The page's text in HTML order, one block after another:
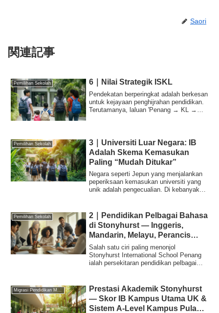
Saori
関連記事
Pemilihan Sekolah 6｜Nilai Strategik ISKL
Pendekatan berperingkat adalah berkesan
untuk kejayaan penghijrahan pendidikan.
Terutamanya, laluan 'Penang → KL →
Pemilihan Sekolah
3｜Universiti Luar Negara: IB
Adalah Skema Kemasukan
Paling “Mudah Ditukar”
Negara seperti Jepun yang menjalankan
peperiksaan kemasukan universiti yang
unik adalah pengecualian. Di kebanyakan
Pemilihan Sekolah
2｜Pendidikan Pelbagai Bahasa
di Stonyhurst — Inggeris,
Mandarin, Melayu, Perancis
Serentak
Salah satu ciri paling menonjol
Stonyhurst International School Penang
ialah persekitaran pendidikan pelbagai
Migrasi Pendidikan Malaysia
Prestasi Akademik Stonyhurst
— Skor IB Kampus Utama UK &
Sistem A-Level Kampus Pulau